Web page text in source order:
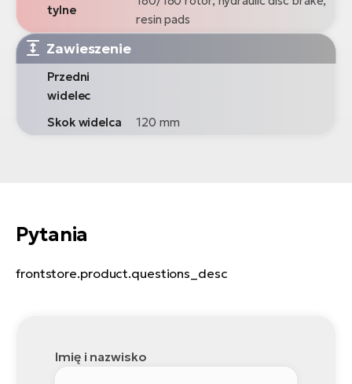
tylne
resin pads
Zawieszenie
Przedni
widelec
Skok widelca
120 mm
Pytania
frontstore.product.questions_desc
Imię i nazwisko